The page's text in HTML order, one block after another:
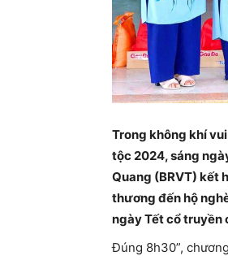
Trong không khí
tộc 2024, sáng
Quang (BRVT) kết
thương đến hộ
ngày Tết cổ truyền
Đúng 8h30”,